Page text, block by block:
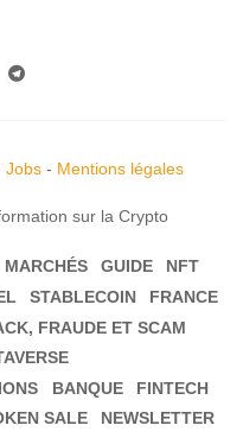
Jobs- Mentions légales
sur la Crypto
MARCHÉS GUIDE
NFT
STABLECOIN
FRANCE
FRAUDE ET SCAM
BANQUE
FINTECH
SALE NEWSLETTER